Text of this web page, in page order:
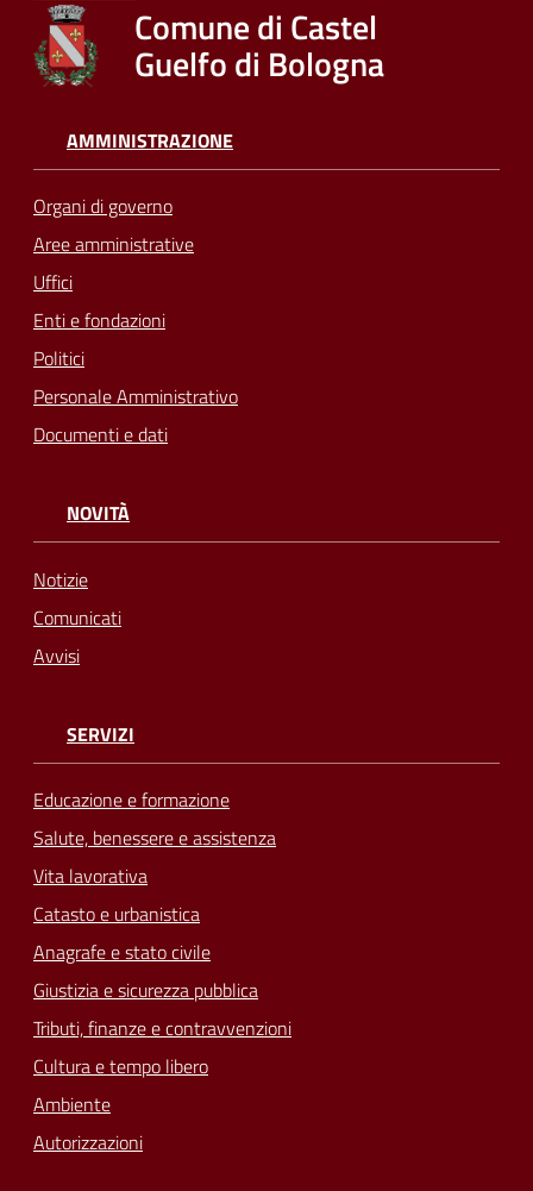
Comune di Castel
Guelfo di Bologna
AMMINISTRAZIONE
Organi di governo
Aree amministrative
Uffici
Enti e fondazioni
Politici
Personale Amministrativo
Documenti e dati
NOVITÀ
Notizie
Comunicati
Avvisi
SERVIZI
Educazione e formazione
Salute, benessere e assistenza
Vita lavorativa
Catasto e urbanistica
Anagrafe e stato civile
Giustizia e sicurezza pubblica
Tributi, finanze e contravvenzioni
Cultura e tempo libero
Ambiente
Autorizzazioni